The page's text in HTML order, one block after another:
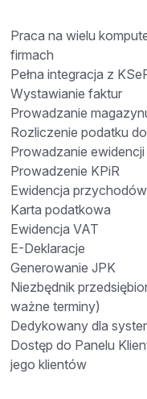
Praca na wielu
firmach
Pełna integracja z
Wystawianie faktur
Prowadzanie
Rozliczenie podatku
Prowadzanie ewidencji
Prowadzenie KPiR
Ewidencja
Karta podatkowa
Ewidencja VAT
E-Deklaracje
Generowanie JPK
Niezbędnik
ważne terminy)
Dedykowany dla
Dostęp do Panelu
jego klientów